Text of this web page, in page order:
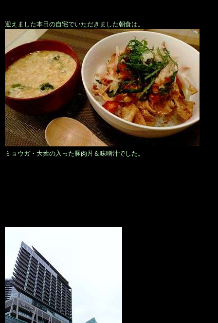
迎えました本日の自宅でいただきました朝食は。
ミョウガ・大葉の入った豚肉丼＆味噌汁でした。